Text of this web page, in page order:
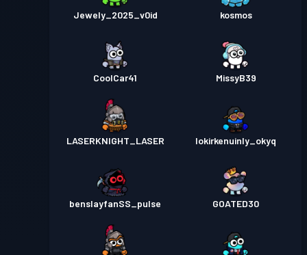
Jewely_2025_v0id kosmos
CoolCar41 MissyB39
LASERKNIGHT_LASER lokirkenuinly_okyq
benslayfanSS_pulse GOATED30